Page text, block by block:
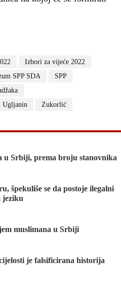
Izbori za vijeće 2022
SPP SDA
SPP
Ugljanin Zukorlić
u Srbiji, prema broju stanovnika
špekuliše se da postoje ilegalni
jeziku
muslimana u Srbiji
je falsificirana historija